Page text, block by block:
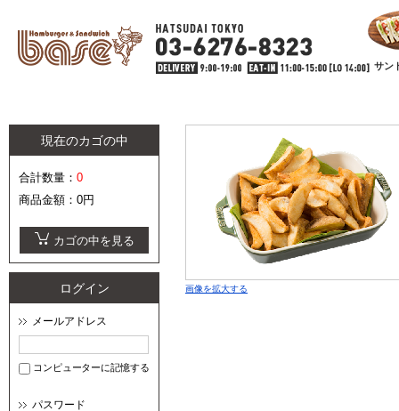
サン
現在のカゴの中
合計数量： 0
商品金額： 0円
カゴの中を見る
ログイン
メールアドレス
コンピューターに記憶する
パスワード
画像を拡大する